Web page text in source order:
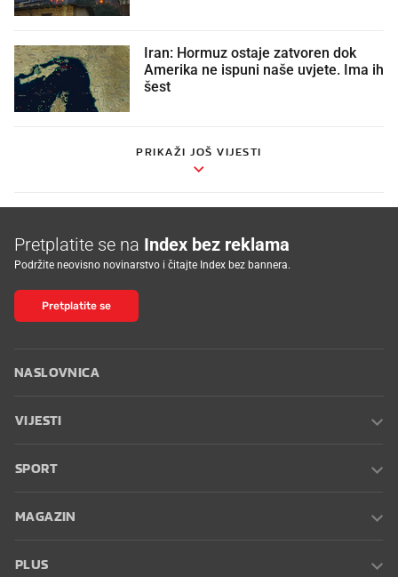
Iran: Hormuz ostaje zatvoren dok
Amerika ne ispuni naše uvjete. Ima ih
šest
PRIKAŽI JOŠ VIJESTI
Pretplatite se na Index bez reklama
Podržite neovisno novinarstvo i čitajte Index bez bannera.
Pretplatite se
NASLOVNICA
VIJESTI
SPORT
MAGAZIN
PLUS